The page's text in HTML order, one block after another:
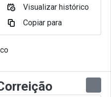
Meses por Juliana
Visualizar histórico
Copiar para